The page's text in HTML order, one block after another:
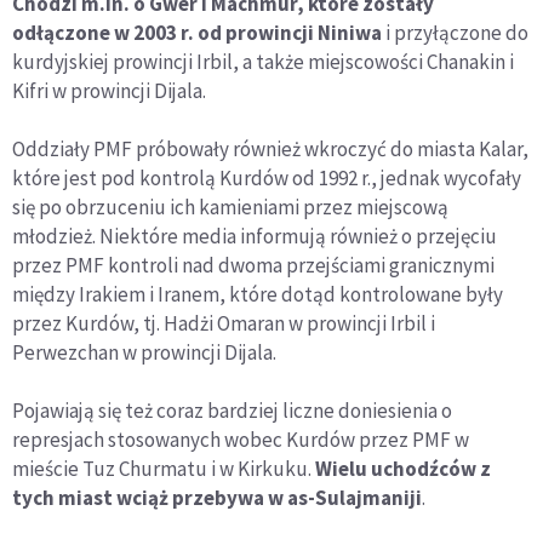
odłączone w 2003 r. od prowincji Niniwa i przyłączone do
kurdyjskiej prowincji Irbil, a także miejscowości Chanakin i
Kifri w prowincji Dijala.
Oddziały PMF próbowały również wkroczyć do miasta Kalar,
które jest pod kontrolą Kurdów od 1992 r., jednak wycofały
się po obrzuceniu ich kamieniami przez miejscową
młodzież. Niektóre media informują również o przejęciu
przez PMF kontroli nad dwoma przejściami granicznymi
między Irakiem i Iranem, które dotąd kontrolowane były
przez Kurdów, tj. Hadżi Omaran w prowincji Irbil i
Perwezchan w prowincji Dijala.
Pojawiają się też coraz bardziej liczne doniesienia o
represjach stosowanych wobec Kurdów przez PMF w
mieście Tuz Churmatu i w Kirkuku.Wielu uchodźców z
tych miast wciąż przebywa w as-Sulajmaniji.